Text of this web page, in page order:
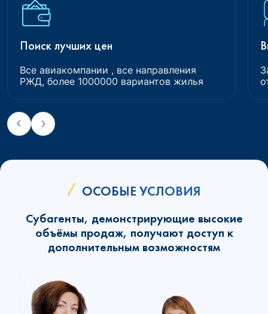
Поиск лучших цен
Все авиакомпании , все направления
РЖД, более 1000000 вариантов жилья
ОСОБЫЕ УСЛОВИЯ
Субагенты, демонстрирующие высокие
объёмы продаж, получают доступ к
дополнительным возможностям